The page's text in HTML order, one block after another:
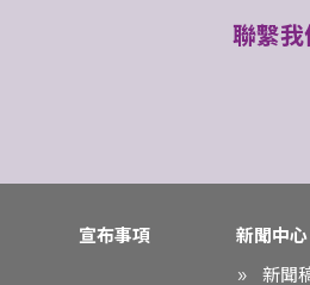
聯繫我
宣布事項
新聞中心
新聞